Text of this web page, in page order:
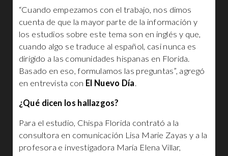
“Cuando empezamos con el trabajo, nos dimos
cuenta de que la mayor parte de la información y
los estudios sobre este tema son en inglés y que,
cuando algo se traduce al español, casi nunca es
dirigido a las comunidades hispanas en Florida.
Basado en eso, formulamos las preguntas”, agregó
en entrevista con El Nuevo Día.
¿Qué dicen los hallazgos?
Para el estudio, Chispa Florida contrató a la
consultora en comunicación Lisa Marie Zayas y a la
profesora e investigadora María Elena Villar,